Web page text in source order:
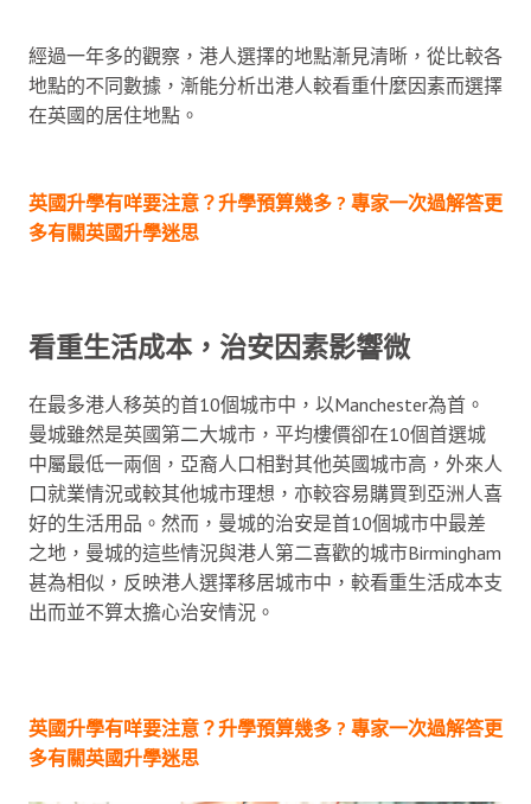
經過一年多的觀察，港人選擇的地點漸見清晰，從比較各
地點的不同數據，漸能分析出港人較看重什麼因素而選擇
在英國的居住地點。
英國升學有咩要注意？升學預算幾多 ? 專家一次過解答更
多有關英國升學迷思
看重生活成本，治安因素影響微
在最多港人移英的首10個城市中，以Manchester為首。
曼城雖然是英國第二大城市，平均樓價卻在10個首選城
中屬最低一兩個，亞裔人口相對其他英國城市高，外來人
口就業情況或較其他城市理想，亦較容易購買到亞洲人喜
好的生活用品。然而，曼城的治安是首10個城市中最差
之地，曼城的這些情況與港人第二喜歡的城市Birmingham
甚為相似，反映港人選擇移居城市中，較看重生活成本支
出而並不算太擔心治安情況。
英國升學有咩要注意？升學預算幾多 ? 專家一次過解答更
多有關英國升學迷思